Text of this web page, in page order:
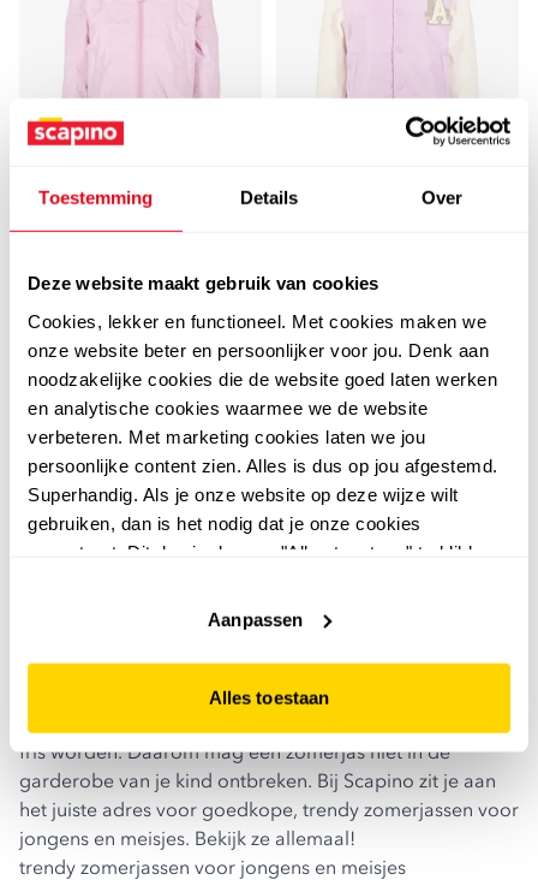
Toestemming Details Over
Deze website maakt gebruik van cookies
Cookies, lekker en functioneel. Met cookies maken we
onze website beter en persoonlijker voor jou. Denk aan
noodzakelijke cookies die de website goed laten werken
en analytische cookies waarmee we de website
verbeteren. Met marketing cookies laten we jou
persoonlijke content zien. Alles is dus op jou afgestemd.
Superhandig. Als je onze website op deze wijze wilt
gebruiken, dan is het nodig dat je onze cookies
accepteert. Dit doe je door op "Alles toestaan" te klikken.
website niet optimaal functioneert.
Aanpassen
Alles toestaan
TwoDay
TwoDay meisjes
baseball zomerjas met
37,9919
wit
37,991900
FILTERENEN SORTEREN(14)
fris worden. Daarom mag een zomerjas niet in de
garderobe van je kind ontbreken. Bij Scapino zit je aan
het juiste adres voor goedkope, trendy zomerjassen voor
jongens en meisjes. Bekijk ze allemaal!
trendy zomerjassen voor jongens en meisjes